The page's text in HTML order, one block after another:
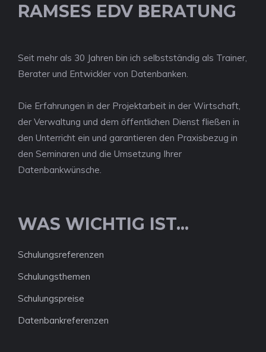
RAMSES EDV BERATUNG
Seit mehr als 30 Jahren bin ich selbstständig als Trainer,
Berater und Entwickler von Datenbanken.
Die Erfahrungen in der Projektarbeit in der Wirtschaft,
der Verwaltung und dem öffentlichen Dienst fließen in
den Unterricht ein und garantieren den Praxisbezug in
den Seminaren und die Umsetzung Ihrer
Datenbankwünsche.
WAS WICHTIG IST...
Schulungsreferenzen
Schulungsthemen
Schulungspreise
Datenbankreferenzen